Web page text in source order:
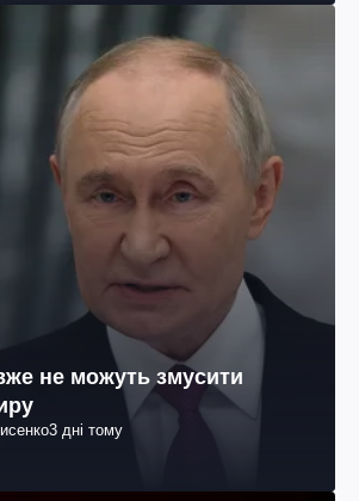
не можуть змусити
3 дні тому